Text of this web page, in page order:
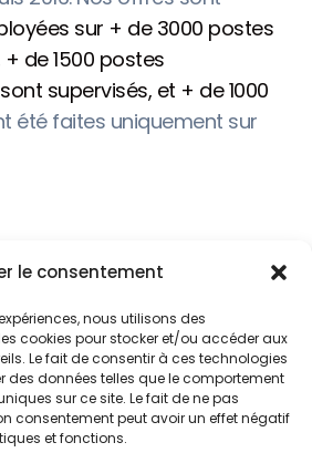
le consentement
nous utilisons des
cookies pour stocker et/ou accéder aux
Le fait de consentir à ces technologies
des données telles que le comportement
sur ce site. Le fait de ne pas
consentement peut avoir un effet négatif
et fonctions.
sur + de 3000 postes
de 1500 postes
supervisés, et + de 1000
été faites uniquement sur
Premium